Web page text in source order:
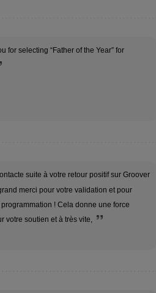
for selecting “Father of the Year” for
suite à votre retour positif sur Groover
merci pour votre validation et pour
! Cela donne une force
votre soutien et à très vite,